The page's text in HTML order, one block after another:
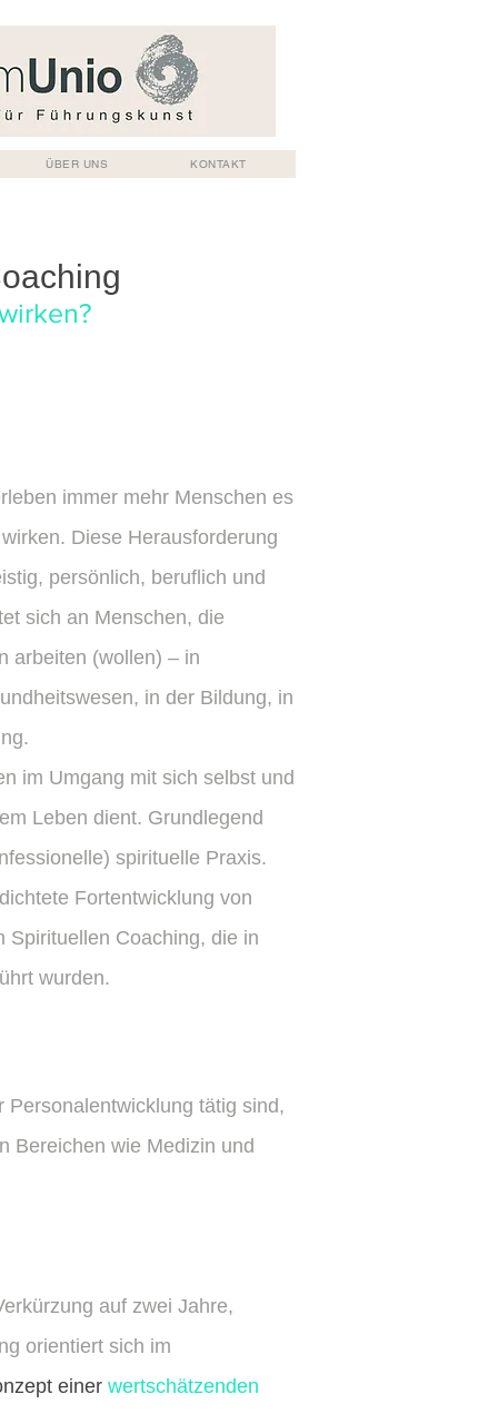
ÜBER UNS KONTAKT
immer mehr Menschen es
Diese Herausforderung
persönlich, beruflich und
sich an Menschen, die
arbeiten (wollen) – in
in der Bildung, in
im Umgang mit sich selbst und
Leben dient. Grundlegend
spirituelle Praxis.
Fortentwicklung von
Spirituellen Coaching, die in
wurden.​
tätig sind,
Bereichen wie Medizin und
auf zwei Jahre,
orientiert sich im
einer wertschätzenden